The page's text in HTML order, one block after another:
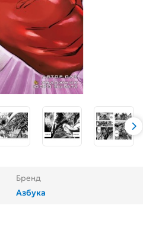
Бренд
Азбука